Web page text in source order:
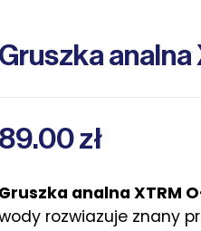
Gruszka analna
89.00zł
Gruszka analna XTRM
rozwiazuje znany